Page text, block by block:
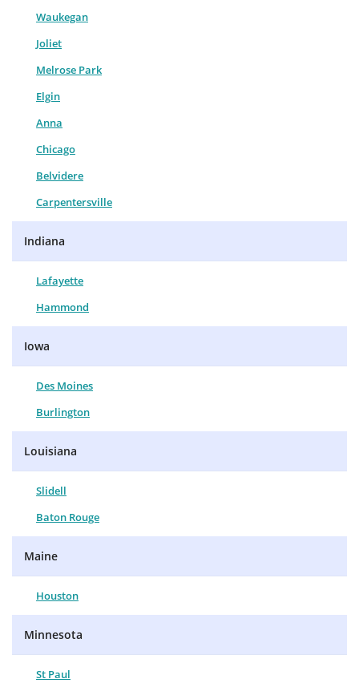
Waukegan
Joliet
Melrose Park
Elgin
Anna
Chicago
Belvidere
Carpentersville
Indiana
Lafayette
Hammond
Iowa
Des Moines
Burlington
Louisiana
Slidell
Baton Rouge
Maine
Houston
Minnesota
St Paul